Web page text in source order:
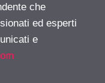
che
ed esperti
e